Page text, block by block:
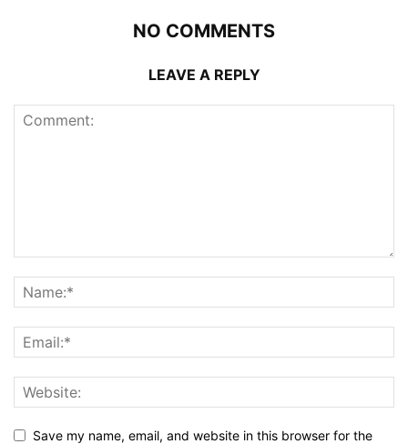
NO COMMENTS
LEAVE A REPLY
Save my name, email, and website in this browser for the